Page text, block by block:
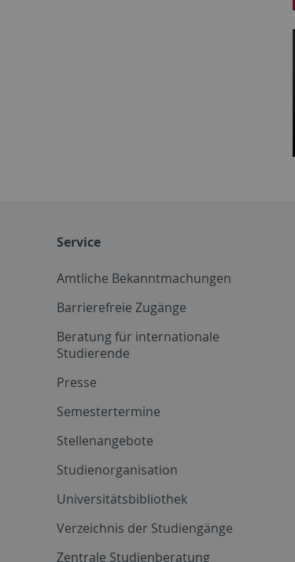
Service
Amtliche Bekanntmachungen
Barrierefreie Zugänge
Beratung für internationale
Studierende
Presse
Semestertermine
Stellenangebote
Studienorganisation
Universitätsbibliothek
Verzeichnis der Studiengänge
Zentrale Studienberatung